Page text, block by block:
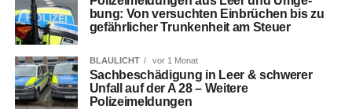
bung: Von ver­such­ten Ein­brü­chen bis zu
gefähr­li­cher Trun­ken­heit am Steuer
BLAULICHT vor 1 Monat
Sach­be­schä­di­gung in Leer & schwe­rer
Unfall auf der A 28 – Wei­te­re
Polizeimeldungen